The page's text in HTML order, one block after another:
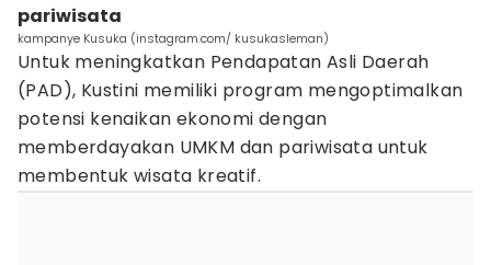
pariwisata
kampanye Kusuka (instagram.com/ kusukasleman)
Untuk meningkatkan Pendapatan Asli Daerah
(PAD), Kustini memiliki program mengoptimalkan
potensi kenaikan ekonomi dengan
memberdayakan UMKM dan pariwisata untuk
membentuk wisata kreatif.